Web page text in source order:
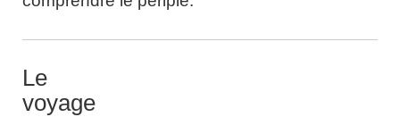
Le
voyage